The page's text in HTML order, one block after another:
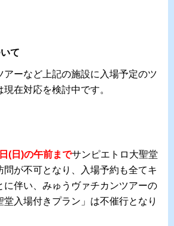
て
アーなど上記の施設に入場予定のツ
在対応を検討中です。
(日)の午前までサンピエトロ大聖堂
問が不可となり、入場予約も全てキ
に伴い、みゅうヴァチカンツアーの
堂入場付きプラン」は不催行となり